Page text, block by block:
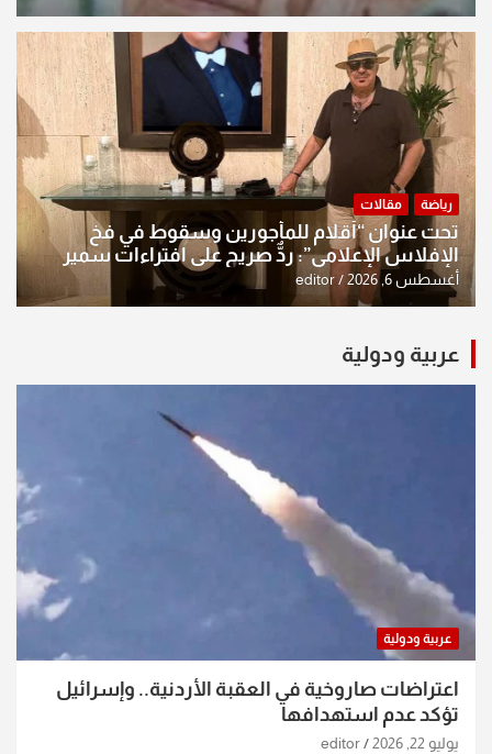
رياضة مقالات
تحت عنوان “أقلام للمأجورين وسقوط في فخ
الإفلاس الإعلامي”: ردٌّ صريح على افتراءات سمير
الشكرجي
أغسطس 6, 2026 editor
عربية ودولية
عربية ودولية
اعتراضات صاروخية في العقبة الأردنية.. وإسرائيل
تؤكد عدم استهدافها
يوليو 22, 2026 editor